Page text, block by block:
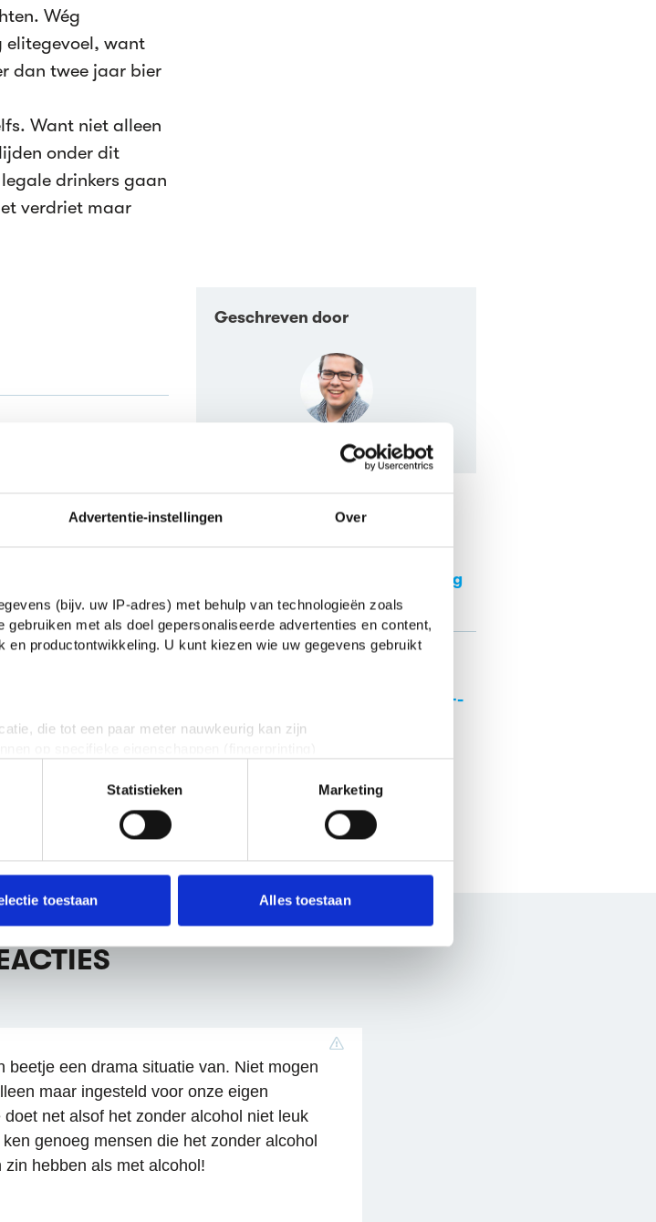
Advertentie-instellingen Over
(bijv. uw IP-adres) met behulp van technologieën zoals
met als doel gepersonaliseerde advertenties en content,
en productontwikkeling. U kunt kiezen wie uw gegevens gebruikt
die tot een paar meter nauwkeurig kan zijn
Cookieverklaring.
om functies voor social media te bieden en om ons
gegevens combineren met andere informatie die je aan ze hebt
gebruik van hun services.
Statistieken Marketing
toestaan Alles toestaan
Wég
elitegevoel, want
dan twee jaar bier
Want niet alleen
onder dit
drinkers gaan
verdriet maar
Geschreven door
Populaire blogs
verdienen te weinig
tot DigiD: jouw 18+-
beetje een drama situatie van. Niet mogen
maar ingesteld voor onze eigen
net alsof het zonder alcohol niet leuk
genoeg mensen die het zonder alcohol
zin hebben als met alcohol!